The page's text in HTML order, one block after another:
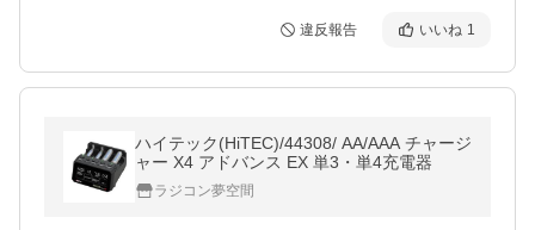
違反報告 いいね 1
ハイテック(HiTEC)/44308/ AA/AAA チャージ
ャー X4 アドバンス EX 単3・単4充電器
ラジコン夢空間